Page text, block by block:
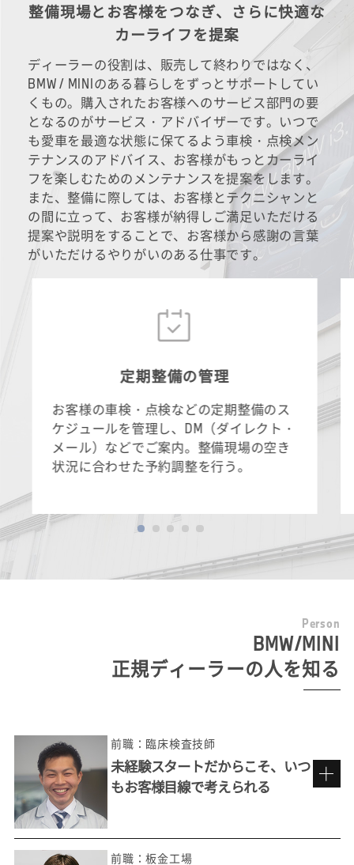
整備現場とお客様をつなぎ、さらに快適な
カーライフを提案
ディーラーの役割は、販売して終わりではなく、
BMW / MINIのある暮らしをずっとサポートしてい
くもの。購入されたお客様へのサービス部門の要
となるのがサービス・アドバイザーです。いつで
も愛車を最適な状態に保てるよう車検・点検メン
テナンスのアドバイス、お客様がもっとカーライ
フを楽しむためのメンテナンスを提案をします。
また、整備に際しては、お客様とテクニシャンと
の間に立って、お客様が納得しご満足いただける
提案や説明をすることで、お客様から感謝の言葉
がいただけるやりがいのある仕事です。
定期整備の管理
お客様の車検・点検などの定期整備のス
ケジュールを管理し、DM（ダイレクト・
メール）などでご案内。整備現場の空き
状況に合わせた予約調整を行う。
Person
BMW/MINI
正規ディーラーの人を知る
前職：臨床検査技師
未経験スタートだからこそ、いつ
もお客様目線で考えられる
前職：板金工場